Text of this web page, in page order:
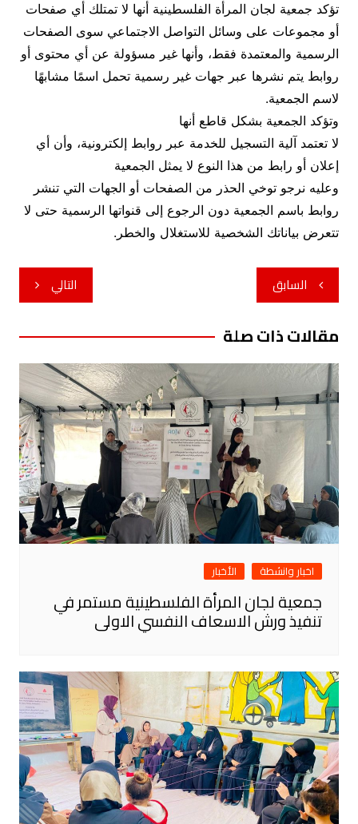
تؤكد جمعية لجان المرأة الفلسطينية أنها لا تمتلك أي صفحات
أو مجموعات على وسائل التواصل الاجتماعي سوى الصفحات
الرسمية والمعتمدة فقط، وأنها غير مسؤولة عن أي محتوى أو
روابط يتم نشرها عبر جهات غير رسمية تحمل اسمًا مشابهًا
لاسم الجمعية.
وتؤكد الجمعية بشكل قاطع أنها
لا تعتمد آلية التسجيل للخدمة عبر روابط إلكترونية، وأن أي
إعلان أو رابط من هذا النوع لا يمثل الجمعية
وعليه نرجو توخي الحذر من الصفحات أو الجهات التي تنشر
روابط باسم الجمعية دون الرجوع إلى قنواتها الرسمية حتى لا
تتعرض بياناتك الشخصية للاستغلال والخطر.
تصفّح
المقالات
السابق التالي
مقالات ذات صلة
اخبار وانشطة الأخبار
جمعية لجان المرأة الفلسطينية مستمر في
تنفيذ ورش الاسعاف النفسي الاولى